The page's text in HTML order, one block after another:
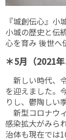
『城創伝心』小
小城の歴史と伝
心を育み 後世へ
＊5月（2021
新しい時代、
を迎えました。
りし、鬱陶しい
新型コロナウ
感染拡大がみら
治体も現在では